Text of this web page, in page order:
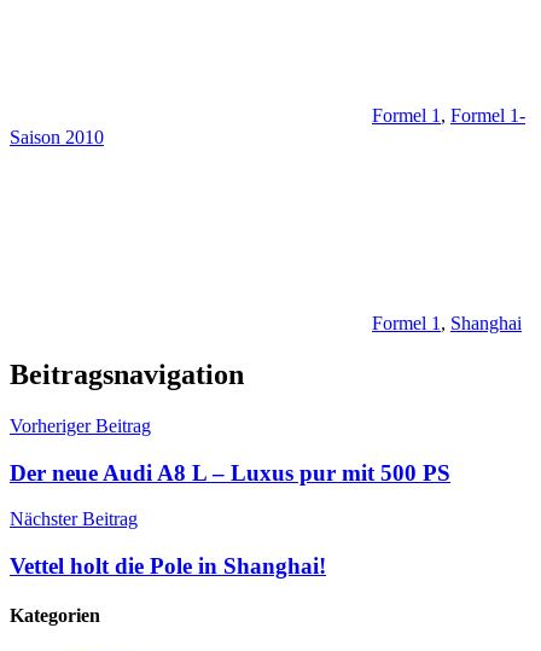
Formel 1 , Formel 1-
Saison 2010
Formel 1 , Shanghai
Beitragsnavigation
Vorheriger Beitrag
Der neue Audi A8 L – Luxus pur mit 500 PS
Nächster Beitrag
Vettel holt die Pole in Shanghai!
Kategorien